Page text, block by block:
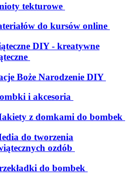
tekturowe
do kursów online
DIY - kreatywne
Boże Narodzenie DIY
i akcesoria
z domkami do bombek
do tworzenia
ozdób
do bombek